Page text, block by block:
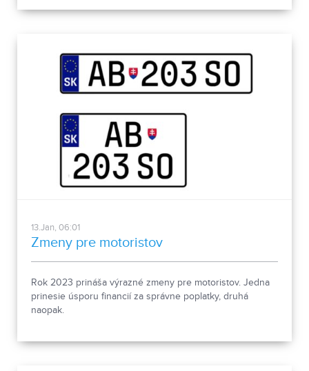
13.Jan, 06:01
Zmeny pre motoristov
Rok 2023 prináša výrazné zmeny pre motoristov. Jedna
prinesie úsporu financií za správne poplatky, druhá
naopak.